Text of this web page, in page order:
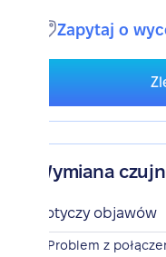
Zapytaj o
Wymiana
Dotyczy objawów
Problem z